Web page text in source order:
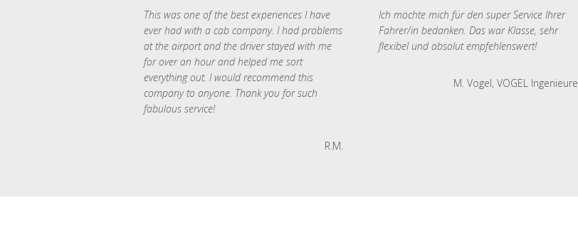
This was one of the best experiences I have
ever had with a cab company. I had problems
at the airport and the driver stayed with me
for over an hour and helped me sort
everything out. I would recommend this
company to anyone. Thank you for such
fabulous service!
R.M.
Ich möchte mich für den super Service Ihrer
Fahrer/in bedanken. Das war Klasse, sehr
flexibel und absolut empfehlenswert!
M. Vogel, VOGEL Ingenieure